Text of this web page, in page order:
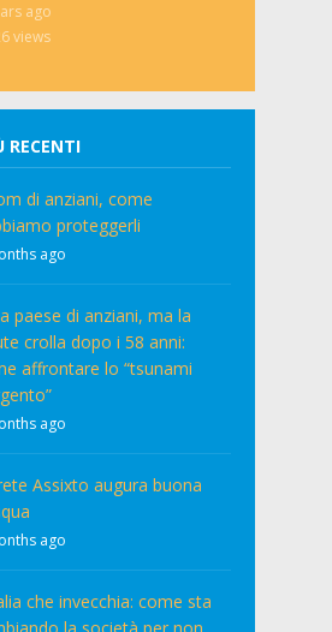
ago
views
RECENTI
di anziani, come
proteggerli
ago
paese di anziani, ma la
crolla dopo i 58 anni:
affrontare lo “tsunami
ago
Assixto augura buona
ago
che invecchia: come sta